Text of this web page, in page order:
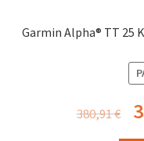
Garmin Alpha® TT 25
380,91€